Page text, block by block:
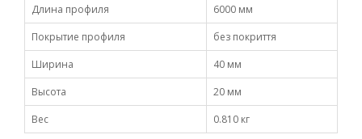
Длина профиля
6000 мм
Покрытие профиля
без покриття
Ширина
40 мм
Высота
20 мм
Вес
0.810 кг